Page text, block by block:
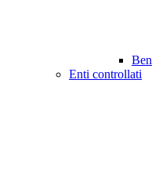
Enti controllati